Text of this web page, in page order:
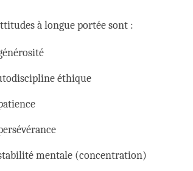
à longue portée sont :
éthique
mentale (concentration)